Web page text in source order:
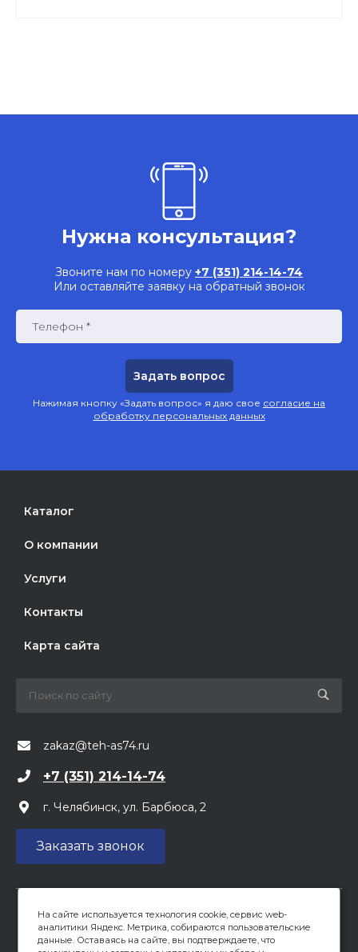
Нужна консультация?
Звоните нам по номеру +7 (351) 214-14-74
Или оставляйте заявку на обратный звонок
Телефон *
Нажимая кнопку «Задать вопрос» я даю свое согласие на
обработку персональных данных
Каталог
О компании
Услуги
Контакты
Карта сайта
zakaz@teh-as74.ru
+7 (351) 214-14-74
г. Челябинск, ул. Барбюса, 2
Заказать звонок
Вся предоставленная на сайте информация, касающаяся
цен, носит информационный характер и не является
На сайте используется технология cookie, сервис web-
аналитики Яндекс. Метрика, собираются пользовательские
данные. Оставаясь на сайте, вы подтверждаете, что